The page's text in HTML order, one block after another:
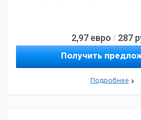
2,97 евро / 287
Получить
Подробнее